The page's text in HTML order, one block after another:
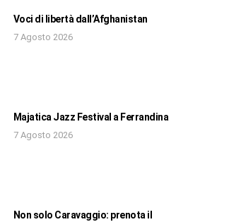
Voci di libertà dall’Afghanistan
7 Agosto 2026
Majatica Jazz Festival a Ferrandina
7 Agosto 2026
Non solo Caravaggio: prenota il